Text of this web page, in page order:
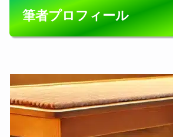
筆者プロフィール